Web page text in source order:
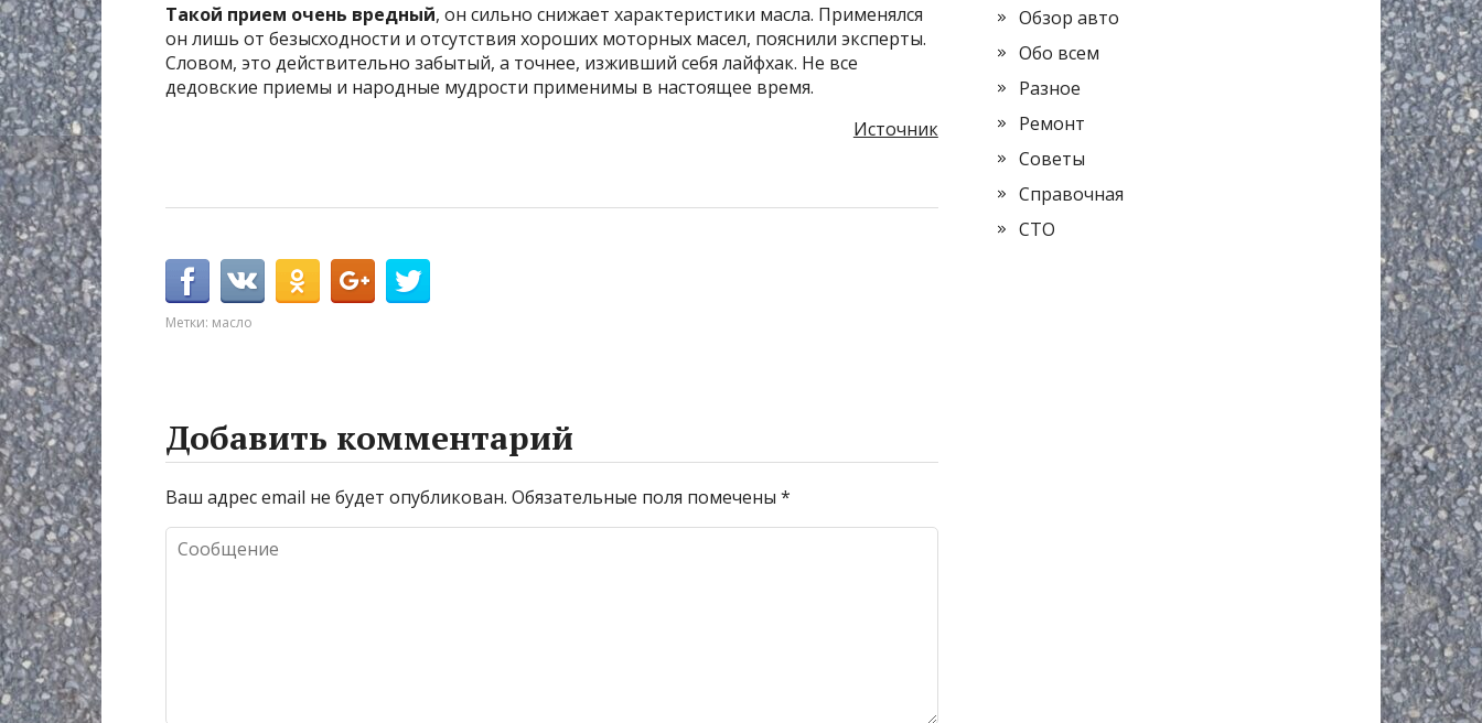
Такой прием очень вредный, он сильно снижает характеристики масла. Применялся
он лишь от безысходности и отсутствия хороших моторных масел, пояснили эксперты.
Словом, это действительно забытый, а точнее, изживший себя лайфхак. Не все
дедовские приемы и народные мудрости применимы в настоящее время.
Источник
Метки: масло
Добавить комментарий
Ваш адрес email не будет опубликован. Обязательные поля помечены *
Обзор авто
Обо всем
Разное
Ремонт
Советы
Справочная
СТО